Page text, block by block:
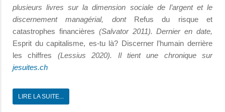
plusieurs livres sur la dimension sociale de l’argent et le
discernement managérial, dont Refus du risque et
catastrophes financières (Salvator 2011). Dernier en date,
Esprit du capitalisme, es-tu là? Discerner l’humain derrière
les chiffres (Lessius 2020). Il tient une chronique sur
jesuites.ch
LIRE LA SUITE...